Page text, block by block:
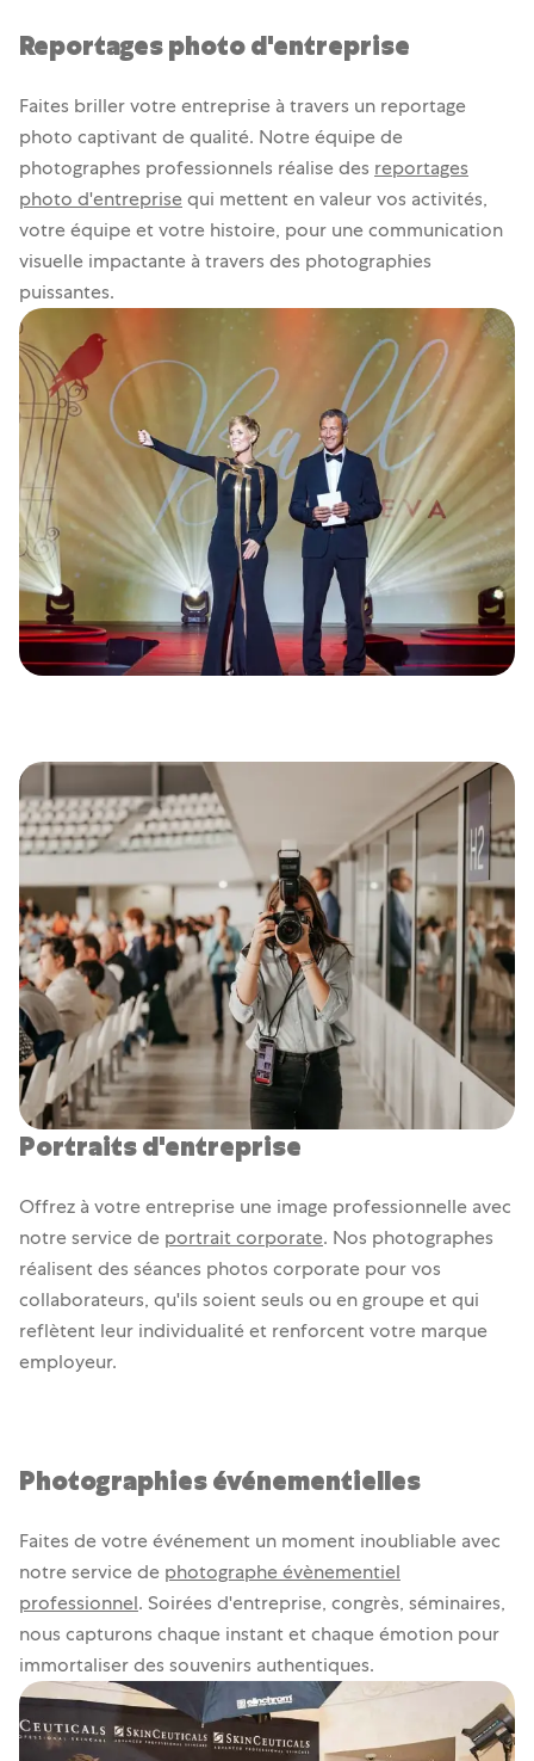
Reportages photo d'entreprise
Faites briller votre entreprise à travers un reportage
photo captivant de qualité. Notre équipe de
photographes professionnels réalise des reportages
photo d'entreprisequi mettent en valeur vos activités,
votre équipe et votre histoire, pour une communication
visuelle impactante à travers des photographies
puissantes.
Portraits d'entreprise
Offrez à votre entreprise une image professionnelle avec
notre service de portrait corporate. Nos photographes
réalisent des séances photos corporate pour vos
collaborateurs, qu'ils soient seuls ou en groupe et qui
reflètent leur individualité et renforcent votre marque
employeur.
Photographies événementielles
Faites de votre événement un moment inoubliable avec
notre service de photographe évènementiel
professionnel. Soirées d'entreprise, congrès, séminaires,
nous capturons chaque instant et chaque émotion pour
immortaliser des souvenirs authentiques.